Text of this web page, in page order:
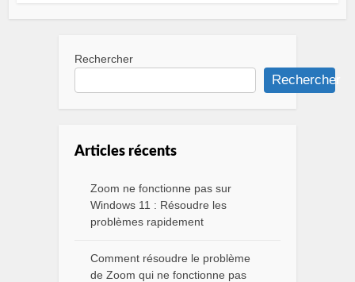
Rechercher
Rechercher
Articles récents
Zoom ne fonctionne pas sur
Windows 11 : Résoudre les
problèmes rapidement
Comment résoudre le problème
de Zoom qui ne fonctionne pas